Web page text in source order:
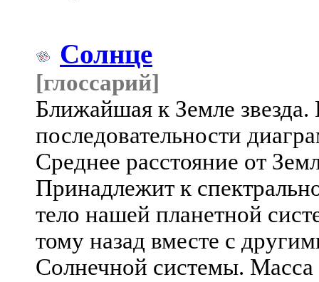
Солнце
[глоссарий]
Ближайшая к Земле звезда.
последовательности
Среднее расстояние от
Принадлежит к
тело нашей планетной
тому назад вместе с
Солнечной системы. Масса